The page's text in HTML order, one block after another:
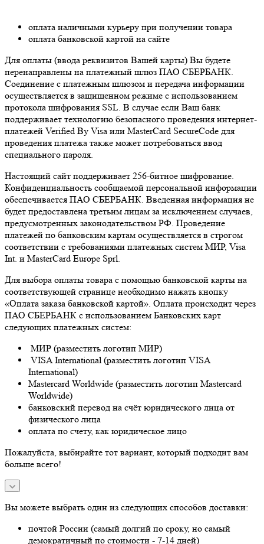
оплата наличными курьеру при получении товара
оплата банковской картой на сайте
Для оплаты (ввода реквизитов Вашей карты) Вы будете
перенаправлены на платежный шлюз ПАО СБЕРБАНК.
Соединение с платежным шлюзом и передача информации
осуществляется в защищенном режиме с использованием
протокола шифрования SSL. В случае если Ваш банк
поддерживает технологию безопасного проведения интернет-
платежей Verified By Visa или MasterCard SecureCode для
проведения платежа также может потребоваться ввод
специального пароля.
Настоящий сайт поддерживает 256-битное шифрование.
Конфиденциальность сообщаемой персональной информации
обеспечивается ПАО СБЕРБАНК. Введенная информация не
будет предоставлена третьим лицам за исключением случаев,
предусмотренных законодательством РФ. Проведение
платежей по банковским картам осуществляется в строгом
соответствии с требованиями платежных систем МИР, Visa
Int. и MasterCard Europe Sprl.
Для выбора оплаты товара с помощью банковской карты на
соответствующей странице необходимо нажать кнопку
«Оплата заказа банковской картой». Оплата происходит через
ПАО СБЕРБАНК с использованием Банковских карт
следующих платежных систем:
МИР (разместить логотип МИР)
VISA International (разместить логотип VISA
International)
Mastercard Worldwide (разместить логотип Mastercard
Worldwide)
банковский перевод на счёт юридического лица от
физического лица
оплата по счету, как юридическое лицо
Пожалуйста, выбирайте тот вариант, который подходит вам
больше всего!
Вы можете выбрать один из следующих способов доставки:
почтой России (самый долгий по сроку, но самый
демократичный по стоимости - 7-14 дней)